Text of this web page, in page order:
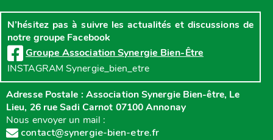
N’hésitez pas à suivre les actualités et discussions de
notre groupe Facebook
Groupe Association Synergie Bien-Être
INSTAGRAM Synergie_bien_etre
Adresse Postale : Association Synergie Bien-être, Le
Lieu, 26 rue Sadi Carnot 07100 Annonay
Nous envoyer un mail :
contact@synergie-bien-etre.fr